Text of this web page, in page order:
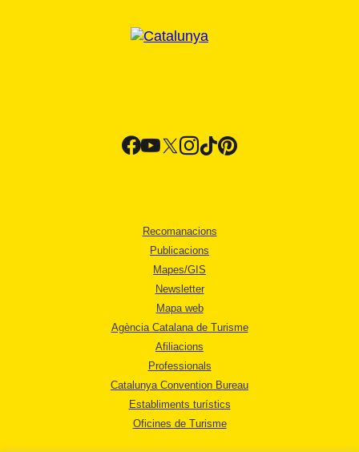
Recomanacions
Publicacions
Mapes/GIS
Newsletter
Mapa web
Agència Catalana de Turisme
Afiliacions
Professionals
Catalunya Convention Bureau
Establiments turístics
Oficines de Turisme